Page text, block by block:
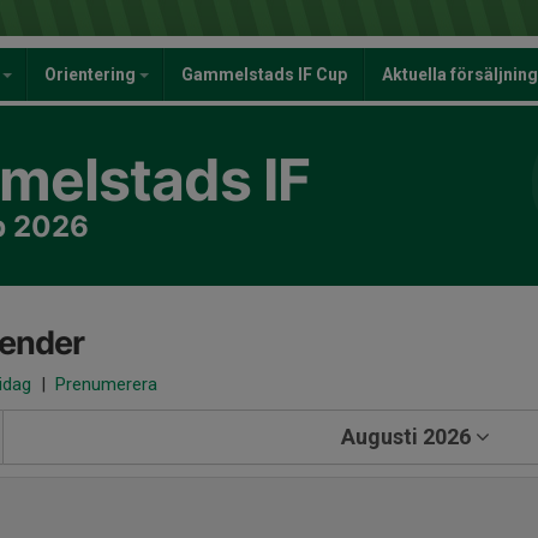
Orientering Gammelstads IF Cup Aktuella
IF
2026
| Prenumerera
Augusti 2026